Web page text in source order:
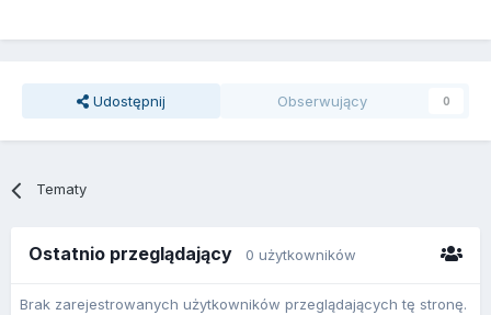
Udostępnij Obserwujący 0
Tematy
Ostatnio przeglądający 0 użytkowników
Brak zarejestrowanych użytkowników przeglądających tę stronę.